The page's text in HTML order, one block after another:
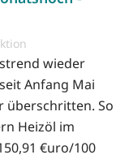
wieder
Anfang Mai
überschritten. So
Heizöl im
€uro/100